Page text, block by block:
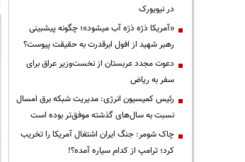
در نیویورک
«آمریکا ذرّه ذرّه آب میشود»؛ چگونه پیشبینی
رهبر شهید از افول ابرقدرت به حقیقت پیوست؟
دعوت مجدد عربستان از نخست‌وزیر عراق برای
سفر به ریاض
رئیس کمیسیون انرژی: مدیریت شبکه برق امسال
نسبت به سال‌های گذشته موفق‌تر بوده است
چاک شومر: جنگ ایران اشتغال آمریکا را تخریب
کرد؛ ترامپ از کدام سیاره آمده؟!